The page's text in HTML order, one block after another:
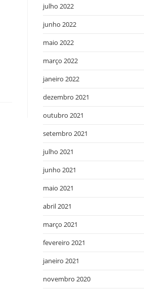
julho 2022
junho 2022
maio 2022
março 2022
janeiro 2022
dezembro 2021
outubro 2021
setembro 2021
julho 2021
junho 2021
maio 2021
abril 2021
março 2021
fevereiro 2021
janeiro 2021
novembro 2020